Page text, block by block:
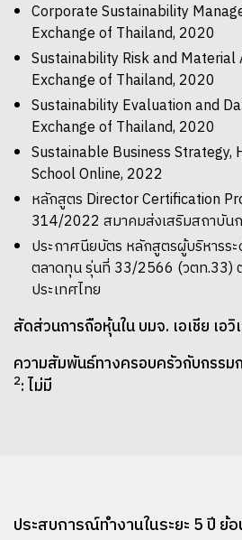
Corporate Sustainability
Exchange of Thailand, 2020
Sustainability Risk and Material
Exchange of Thailand, 2020
Sustainability Evaluation and
Exchange of Thailand, 2020
Sustainable Business Strategy,
School Online, 2022
หลักสูตร Director Certification
314/2022 สมาคมส่งเสริมสถาบัน
ประกาศนียบัตร หลักสูตรผู้บริหารร
ตลาดทุน รุ่นที่ 33/2566 (วตท.33)
ประเทศไทย
สัดส่วนการถือหุ้นใน บมจ. เอเชีย เอวิ
ความสัมพันธ์ทางครอบครัวกับกรรม
2: ไม่มี
ประสบการณ์ทํางานในระยะ 5 ปี ย้